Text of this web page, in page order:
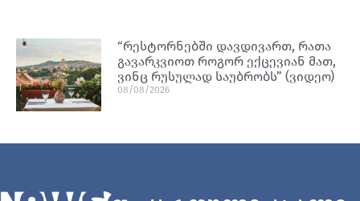
“რესტორნებში დავდივართ, რათა
გავარკვიოთ როგორ ექცევიან მათ,
ვინც რუსულად საუბრობს” (ვიდეო)
08/08/2026